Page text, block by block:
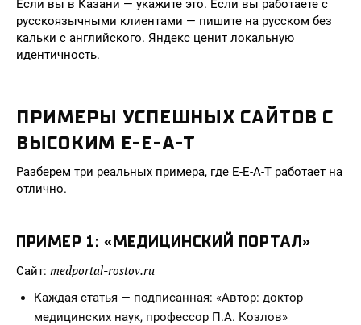
Если вы в Казани — укажите это. Если вы работаете с
русскоязычными клиентами — пишите на русском без
кальки с английского. Яндекс ценит локальную
идентичность.
ПРИМЕРЫ УСПЕШНЫХ САЙТОВ С
ВЫСОКИМ E-E-A-T
Разберем три реальных примера, где E-E-A-T работает на
отлично.
ПРИМЕР 1: «МЕДИЦИНСКИЙ ПОРТАЛ»
Сайт: medportal-rostov.ru
Каждая статья — подписанная: «Автор: доктор
медицинских наук, профессор П.А. Козлов»